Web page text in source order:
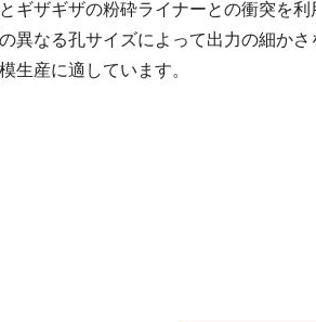
ギザギザの粉砕ライナーとの衝突を利
異なる孔サイズによって出力の細かさ
生産に適しています。